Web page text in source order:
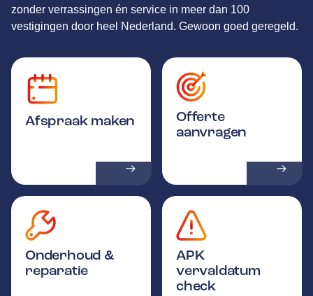
zonder verrassingen én service in meer dan 100
vestigingen door heel Nederland. Gewoon goed geregeld.
Afspraak maken
Offerte
aanvragen
Onderhoud &
reparatie
APK
vervaldatum
check